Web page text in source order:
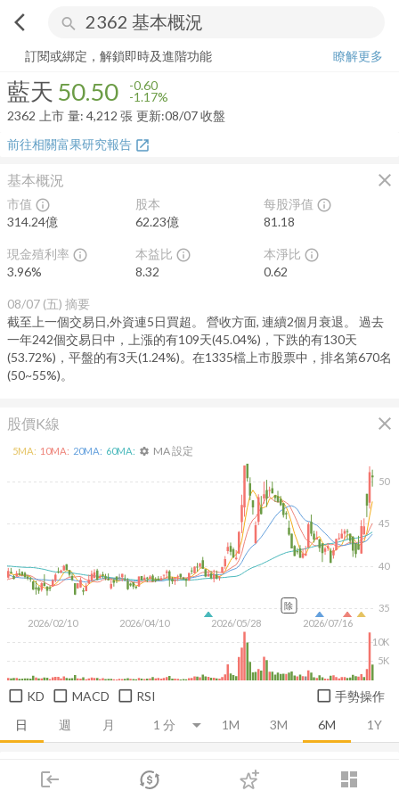
arrow_back_ios search
login dashboard
市場 登入
藍天 50.50-1.17%
訂閱或綁定，解鎖即時及進階功能
瞭解更多
藍天 50.50 -0.60
-1.17%
2362
上市 量: 4,212 張 更新:08/07 收盤
前往相關富果研究報告 open_in_new
基本概況 close
市值 info_outline
314.24億
股本
62.23億
每股淨值 info_outline
81.18
現金殖利率 info_outline
3.96%
本益比 info_outline
8.32
本淨比 info_outline
0.62
08/07 (五) 摘要
截至上一個交易日,外資連5日買超。 營收方面, 連續2個月衰退。 過去
一年242個交易日中，上漲的有109天(45.04%)，下跌的有130天
(53.72%)，平盤的有3天(1.24%)。在1335檔上市股票中，排名第670名
(50~55%)。
股價K線 close
日 週 月 1M 3M 6M 1Y
2026/02/10 2026/04/10 2026/05/28 2026/07/16
35
40
45
50
5K
10K
5MA: 10MA: 20MA: 60MA: settings MA 設定
除
KD MACD RSI 手勢操作
推薦卡片 消息面 財務報